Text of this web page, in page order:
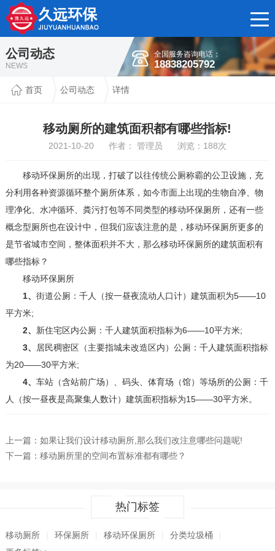
公司动态
NEWS
全国服务咨询电话：
18838205792
首页 公司动态 详情
移动厕所的建筑面积都有哪些指标!
2021-10-20 作者： 管理员 浏览： 188次
移动环保厕所的出现，打破了以往传统公厕称霸的公卫设施，充
分利用各种资源循环整个厕所体系，如今市面上出现的生物自净、物
理净化、水冲循环、粪污打包等不同类型的移动环保厕所，还有一些
概念型厕所也在设计中，但我们应该注意的是，移动环保厕所更多的
是节省城市空间，整体面积并不大，那么移动环保厕所的建筑面积有
哪些指标？
移动环保厕所
1、 街道公厕：千人（按一昼夜流动人口计）建筑面积为5——10
平方米;
2、 新住宅区内公厕：千人建筑面积指标为6——10平方米;
3、
居民稠密区（主要指城未改造区内）公厕：千人建筑面积指标
为20——30平方米;
4、 车站（含站前广场）、码头、体育场（馆）等场所的公厕：千
人（按一昼夜是高聚集人数计）建筑面积指标为15——30平方米。
上一篇： 如果让我们设计移动厕所,那么我们改注意哪些问题呢!
下一篇： 移动厕所里的空间布置标准都有哪些？
热门标签
移动厕所 环保厕所 移动环保厕所 分类垃圾桶